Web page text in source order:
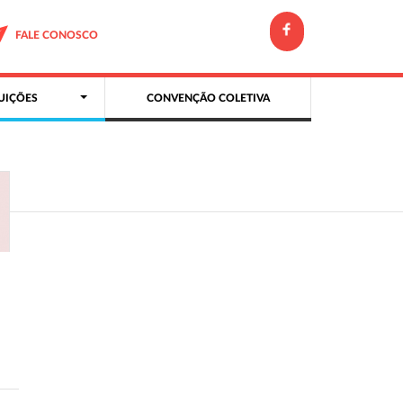
FALE CONOSCO
CONVENÇÃO COLETIVA